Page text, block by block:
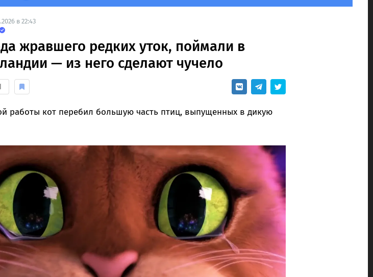
в 22:43
жравшего редких уток, поймали в
— из него сделают чучело
работы кот перебил большую часть птиц, выпущенных в дикую